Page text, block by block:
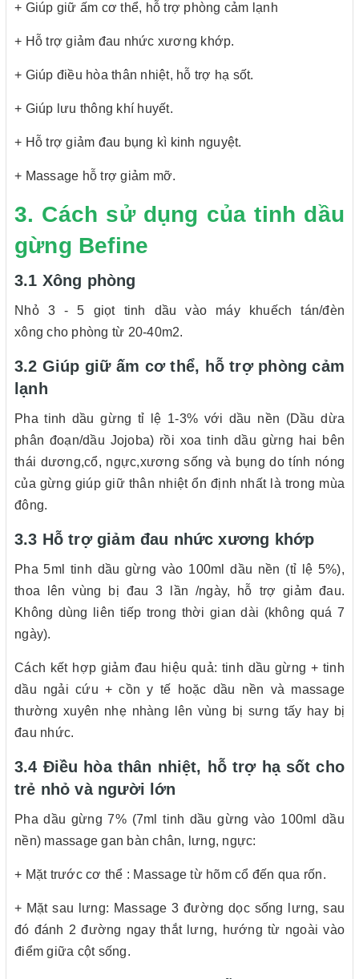
+ Giúp giữ ấm cơ thể, hỗ trợ phòng cảm lạnh
+ Hỗ trợ giảm đau nhức xương khớp.
+ Giúp điều hòa thân nhiệt, hỗ trợ hạ sốt.
+ Giúp lưu thông khí huyết.
+ Hỗ trợ giảm đau bụng kì kinh nguyệt.
+ Massage hỗ trợ giảm mỡ.
3. Cách sử dụng của tinh dầu
gừng Befine
3.1 Xông phòng
Nhỏ 3 - 5 giọt tinh dầu vào máy khuếch tán/đèn
xông cho phòng từ 20-40m2.
3.2 Giúp giữ ấm cơ thể, hỗ trợ phòng cảm
lạnh
Pha tinh dầu gừng tỉ lệ 1-3% với dầu nền (Dầu dừa
phân đoạn/dầu Jojoba) rồi xoa tinh dầu gừng hai bên
thái dương,cổ, ngực,xương sống và bụng do tính nóng
của gừng giúp giữ thân nhiệt ổn định nhất là trong mùa
đông.
3.3 Hỗ trợ giảm đau nhức xương khớp
Pha 5ml tinh dầu gừng vào 100ml dầu nền (tỉ lệ 5%),
thoa lên vùng bị đau 3 lần /ngày, hỗ trợ giảm đau.
Không dùng liên tiếp trong thời gian dài (không quá 7
ngày).
Cách kết hợp giảm đau hiệu quả: tinh dầu gừng + tinh
dầu ngải cứu + cồn y tế hoặc dầu nền và massage
thường xuyên nhẹ nhàng lên vùng bị sưng tấy hay bị
đau nhức.
3.4 Điều hòa thân nhiệt, hỗ trợ hạ sốt cho
trẻ nhỏ và người lớn
Pha dầu gừng 7% (7ml tinh dầu gừng vào 100ml dầu
nền) massage gan bàn chân, lưng, ngực:
+ Mặt trước cơ thể : Massage từ hõm cổ đến qua rốn.
+ Mặt sau lưng: Massage 3 đường dọc sống lưng, sau
đó đánh 2 đường ngay thắt lưng, hướng từ ngoài vào
điểm giữa cột sống.